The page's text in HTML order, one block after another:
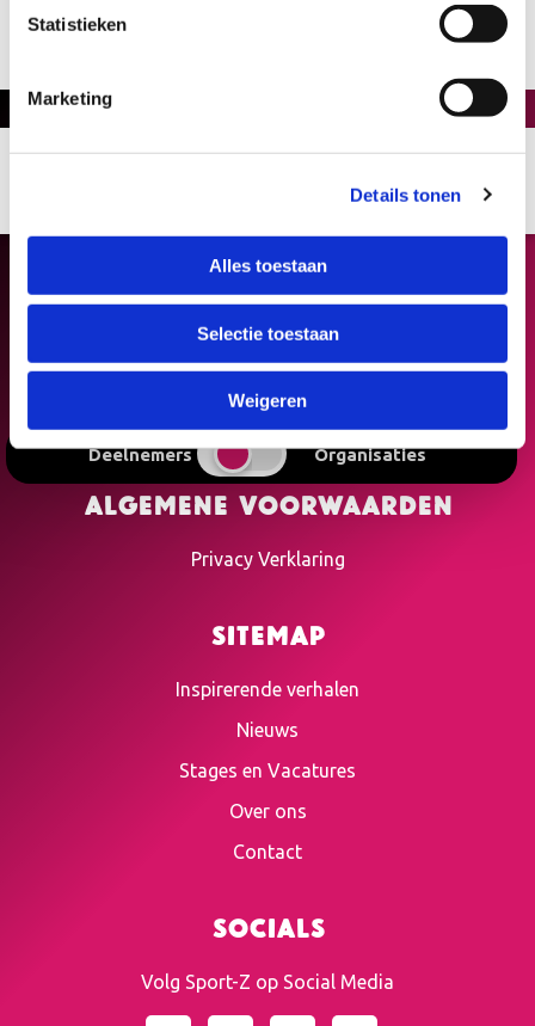
Statistieken
Marketing
Details tonen
Alles toestaan
Selectie toestaan
Weigeren
Deelnemers Organisaties
Algemene voorwaarden
Privacy Verklaring
Sitemap
Inspirerende verhalen
Nieuws
Stages en Vacatures
Over ons
Contact
Socials
Volg Sport-Z op Social Media